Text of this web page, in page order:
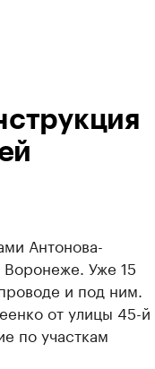
Антонова-
Воронеже. Уже 15
и под ним.
от улицы 45-й
по участкам